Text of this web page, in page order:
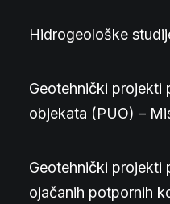
Hidrogeološke
Geotehnički projekti
objekata (PUO) –
Geotehnički projekti
ojačanih potpornih